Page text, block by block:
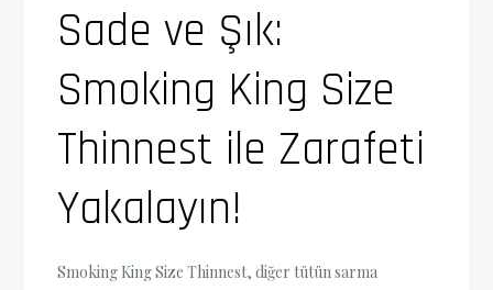
Sade ve Şık:
Smoking King Size
Thinnest ile Zarafeti
Yakalayın!
Smoking King Size Thinnest, diğer tütün sarma